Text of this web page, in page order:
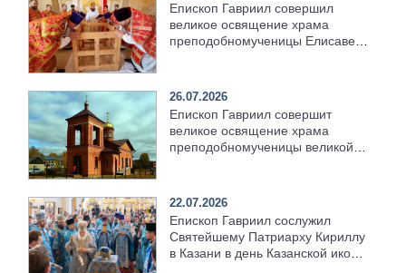
Епископ Гавриил совершил
великое освящение храма
преподобномученицы Елисаветы
26.07.2026
Епископ Гавриил совершит
великое освящение храма
преподобномученицы великой
22.07.2026
Епископ Гавриил сослужил
Святейшему Патриарху Кириллу
в Казани в день Казанской иконы